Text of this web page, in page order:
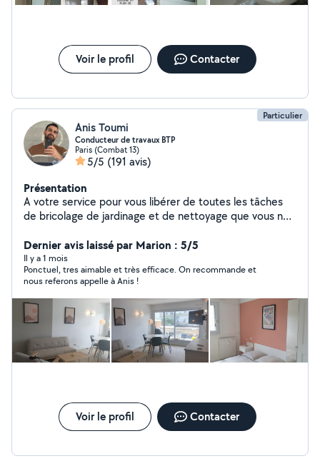
Voir le profil Contacter
Particulier
Anis Toumi
Conducteur de travaux BTP
Paris (Combat 13)
5/5 (191 avis)
Présentation
A votre service pour vous libérer de toutes les tâches
de bricolage de jardinage et de nettoyage que vous ne
intervenants trouve des solutions économiques et
professionnels pour vous petit souci dans plusieurs
domaines (installation ,réparation, rénovation ,peinture
,plomberie ,électricité ,maçonnerie et prestation de
service .Notre objectif dépassé vos exigences notre but
la qualité est votre satisfaction
Dernier avis laissé par Marion : 5/5
Il y a 1 mois
Ponctuel, tres aimable et très efficace. On recommande et
nous referons appelle à Anis !
Voir le profil Contacter